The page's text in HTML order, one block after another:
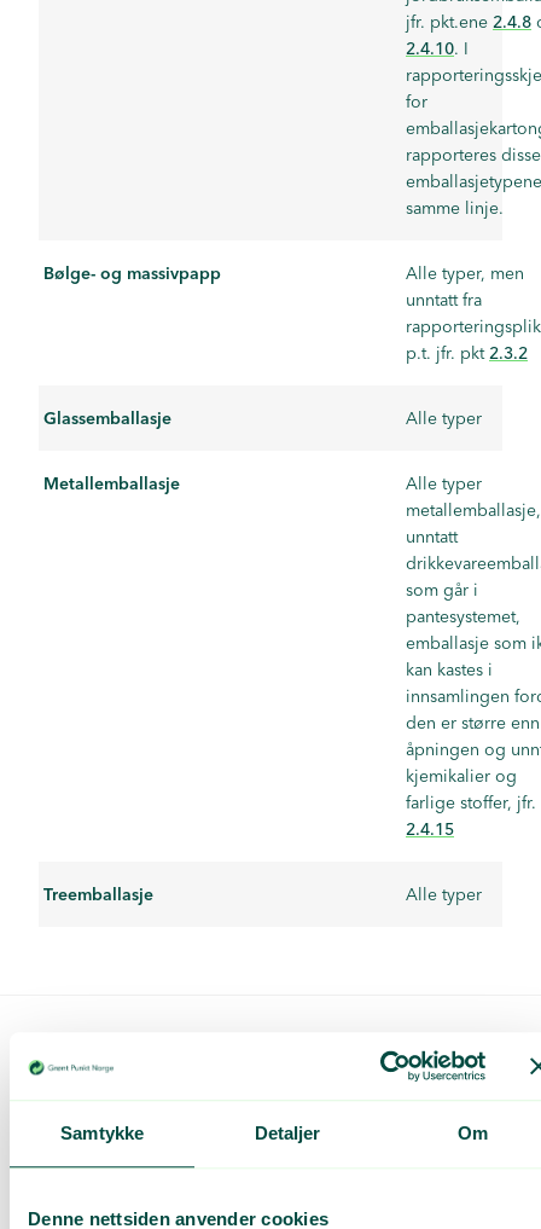
Samtykke Detaljer Om
Denne nettsiden anvender cookies
jfr. pkt.ene 2.4.8
2.4.10. I
for
rapporteres disse
samme linje.
Bølge- og massivpapp
Alle typer, men
unntatt fra
p.t. jfr. pkt2.3.2
Glassemballasje Alle typer
Metallemballasje
Alle typer
metallemballasje,
unntatt
som går i
pantesystemet,
emballasje som
kan kastes i
innsamlingen
den er større enn
åpningen og
kjemikalier og
farlige stoffer, jfr.
2.4.15
Treemballasje Alle typer
2.3
Rapportering av spesielle
emballasjematerialer
2.3.1 Bioplast